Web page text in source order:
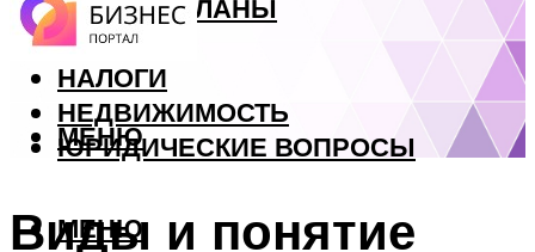
БИЗНЕС ПЛАНЫ
КРЕДИТЫ
НАЛОГИ
НЕДВИЖИМОСТЬ
ЮРИДИЧЕСКИЕ ВОПРОСЫ
МЕНЮ
МЕНЮ
Виды и понятие